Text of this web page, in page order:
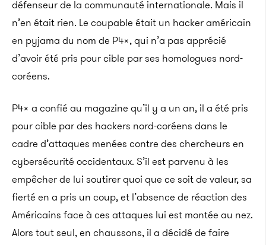
défenseur de la communauté internationale. Mais il
n’en était rien. Le coupable était un hacker américain
en pyjama du nom de P4x, qui n’a pas apprécié
d’avoir été pris pour cible par ses homologues nord-
coréens.
P4x a confié au magazine qu’il y a un an, il a été pris
pour cible par des hackers nord-coréens dans le
cadre d’attaques menées contre des chercheurs en
cybersécurité occidentaux. S’il est parvenu à les
empêcher de lui soutirer quoi que ce soit de valeur, sa
fierté en a pris un coup, et l’absence de réaction des
Américains face à ces attaques lui est montée au nez.
Alors tout seul, en chaussons, il a décidé de faire